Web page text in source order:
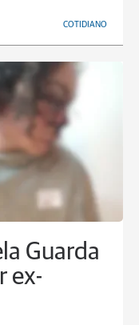
COTIDIANO
Guarda
ex-